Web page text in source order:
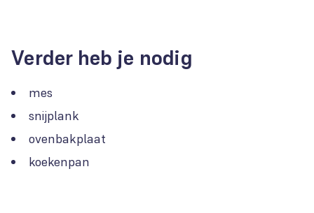
Verder heb je nodig
mes
snijplank
ovenbakplaat
koekenpan